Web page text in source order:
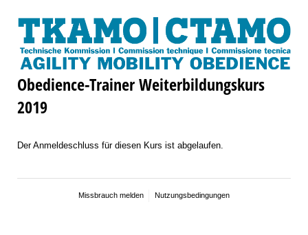
Obedience-Trainer Weiterbildungskurs
2019
Der Anmeldeschluss für diesen Kurs ist abgelaufen.
Missbrauch melden Nutzungsbedingungen